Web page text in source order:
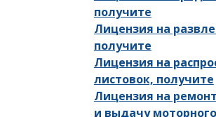
получите
Лицензия на
получите
Лицензия на
листовок, получите
Лицензия на
и выдачу